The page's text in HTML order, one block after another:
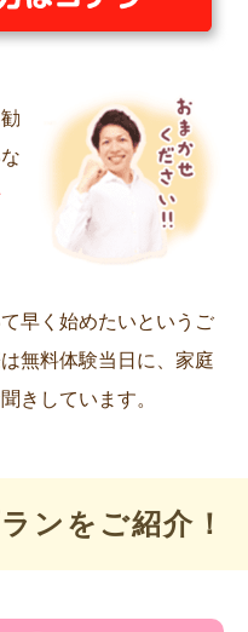
早く始めたいというご
無料体験当日に、家庭
きしています。
ンをご紹介！